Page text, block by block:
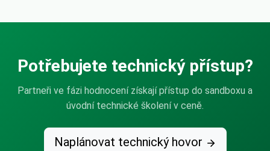
Potřebujete technický přístup?
Partneři ve fázi hodnocení získají přístup do sandboxu a
úvodní technické školení v ceně.
Naplánovat technický hovor